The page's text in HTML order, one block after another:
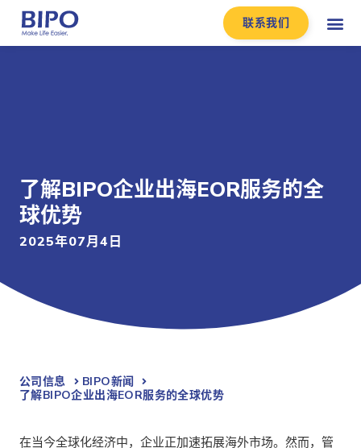
联系我们
了解BIPO企业出海EOR服务的全
球优势
2025年07月4日
公司信息
BIPO新闻​
了解BIPO企业出海EOR服务的全球优势
在当今全球化经济中，企业正加速拓展海外市场。然而，管